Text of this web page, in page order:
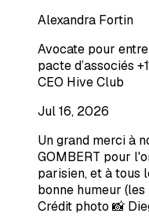
Alexandra Fortin
Avocate pour
pacte d’associés
CEO Hive Club
Jul 16, 2026
Un grand merci à
GOMBERT pour
parisien, et à tous
bonne humeur
Crédit photo 📸